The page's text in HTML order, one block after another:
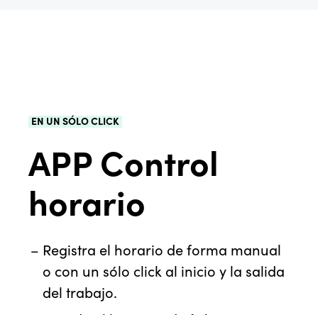
EN UN SÓLO CLICK
APP Control
horario
Registra el horario de forma manual
o con un sólo click al inicio y la salida
del trabajo.